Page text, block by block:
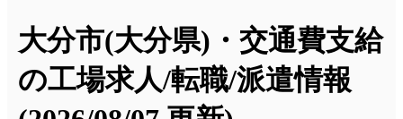
大分市(大分県)・交通費支給
の工場求人/転職/派遣情報